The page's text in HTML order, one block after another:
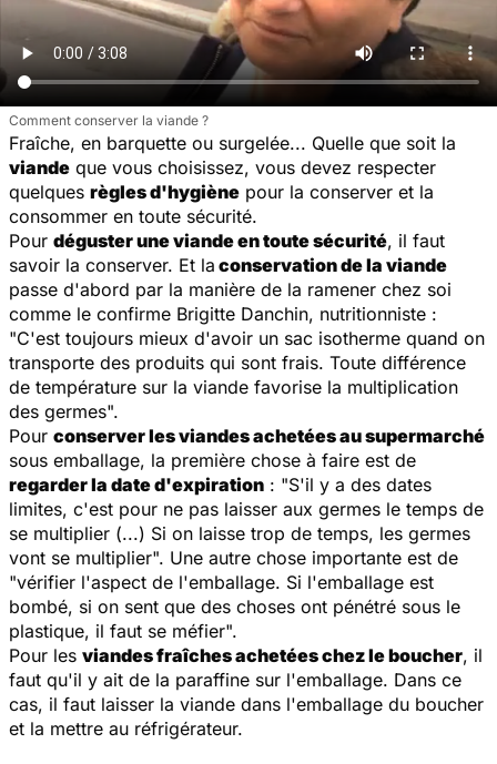
Comment conserver la viande ?
Fraîche, en barquette ou surgelée... Quelle que soit la
viande que vous choisissez, vous devez respecter
quelques règles d'hygiène pour la conserver et la
consommer en toute sécurité.
Pour déguster une viande en toute sécurité, il faut
savoir la conserver. Et la conservation de la viande
passe d'abord par la manière de la ramener chez soi
comme le confirme Brigitte Danchin, nutritionniste :
"C'est toujours mieux d'avoir un sac isotherme quand on
transporte des produits qui sont frais. Toute différence
de température sur la viande favorise la multiplication
des germes".
Pour conserver les viandes achetées au supermarché
sous emballage, la première chose à faire est de
regarder la date d'expiration : "S'il y a des dates
limites, c'est pour ne pas laisser aux germes le temps de
se multiplier (...) Si on laisse trop de temps, les germes
vont se multiplier". Une autre chose importante est de
"vérifier l'aspect de l'emballage. Si l'emballage est
bombé, si on sent que des choses ont pénétré sous le
plastique, il faut se méfier".
Pour les viandes fraîches achetées chez le boucher, il
faut qu'il y ait de la paraffine sur l'emballage. Dans ce
cas, il faut laisser la viande dans l'emballage du boucher
et la mettre au réfrigérateur.